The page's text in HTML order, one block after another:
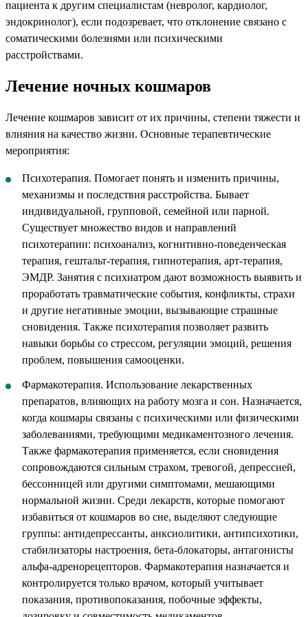
пациента к другим специалистам (невролог, кардиолог,
эндокринолог), если подозревает, что отклонение связано с
соматическими болезнями или психическими
расстройствами.
Лечение ночных кошмаров
Лечение кошмаров зависит от их причины, степени тяжести и
влияния на качество жизни. Основные терапевтические
мероприятия:
Психотерапия. Помогает понять и изменить причины,
механизмы и последствия расстройства. Бывает
индивидуальной, групповой, семейной или парной.
Существует множество видов и направлений
психотерапии: психоанализ, когнитивно-поведенческая
терапия, гештальт-терапия, гипнотерапия, арт-терапия,
ЭМДР. Занятия с психиатром дают возможность выявить и
проработать травматические события, конфликты, страхи
и другие негативные эмоции, вызывающие страшные
сновидения. Также психотерапия позволяет развить
навыки борьбы со стрессом, регуляции эмоций, решения
проблем, повышения самооценки.
Фармакотерапия. Использование лекарственных
препаратов, влияющих на работу мозга и сон. Назначается,
когда кошмары связаны с психическими или физическими
заболеваниями, требующими медикаментозного лечения.
Также фармакотерапия применяется, если сновидения
сопровождаются сильным страхом, тревогой, депрессией,
бессонницей или другими симптомами, мешающими
нормальной жизни. Среди лекарств, которые помогают
избавиться от кошмаров во сне, выделяют следующие
группы: антидепрессанты, анксиолитики, антипсихотики,
стабилизаторы настроения, бета-блокаторы, антагонисты
альфа-адренорецепторов. Фармакотерапия назначается и
контролируется только врачом, который учитывает
показания, противопоказания, побочные эффекты,